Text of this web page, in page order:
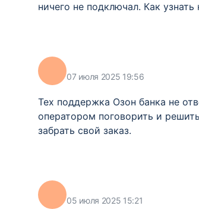
ничего не подключал. Как узнать
07 июля 2025 19:56
Тех поддержка Озон банка не
оператором поговорить и
забрать свой заказ.
05 июля 2025 15:21